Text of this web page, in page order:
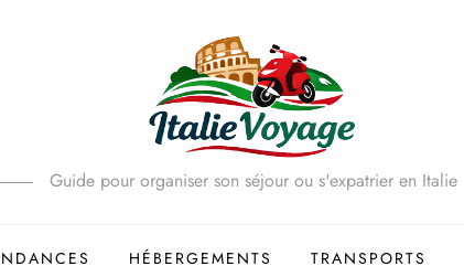
Guide pour organiser son séjour ou s'expatrier en Italie
HÉBERGEMENTS TRANSPORTS